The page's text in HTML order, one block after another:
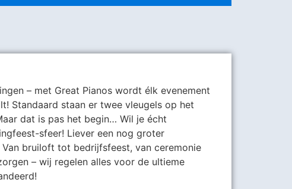
– met Great Pianos wordt élk evenement
Standaard staan er twee vleugels op het
dat is pas het begin… Wil je écht
sfeer! Liever een nog groter
bruiloft tot bedrijfsfeest, van ceremonie
– wij regelen alles voor de ultieme